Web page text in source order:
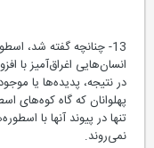
13- چنانچه گفته شد،
انسان‌هایی اغراق‌آمیز با
در نتیجه، پدیده‌ها یا
پهلوانان که گاه کوه‌های
تنها در پیوند آنها با
نمی‌روند.